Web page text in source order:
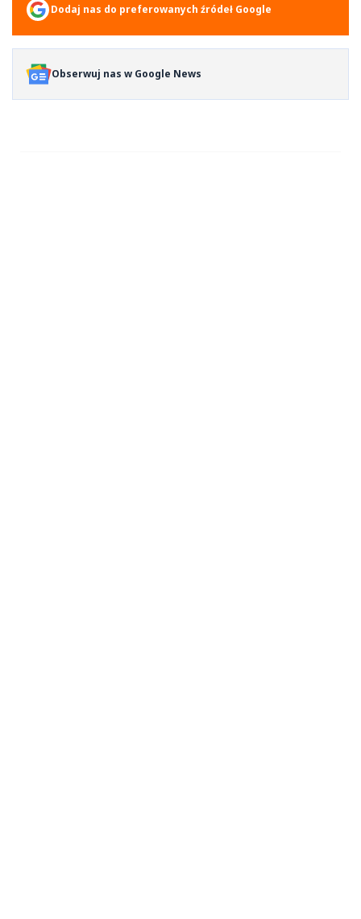
Dodaj nas do preferowanych źródeł Google
Obserwuj nas w Google News